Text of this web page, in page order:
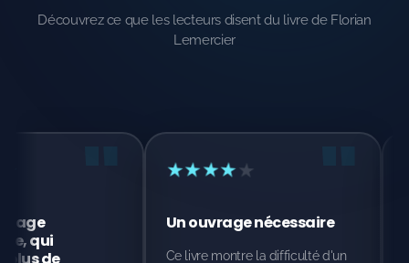
Découvrez ce que les lecteurs disent du livre de Florian
Lemercier
"
Une voix forte pour la
cause des dys
Un témoignage